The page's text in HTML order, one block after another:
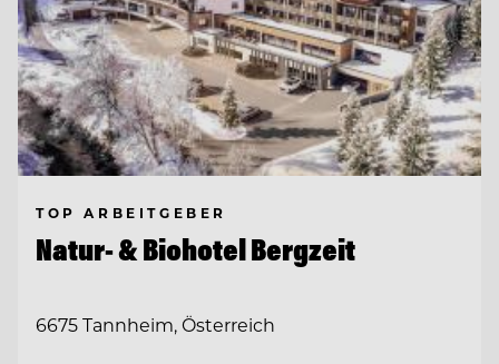
TOP ARBEITGEBER
Natur- & Biohotel Bergzeit
6675 Tannheim, Österreich